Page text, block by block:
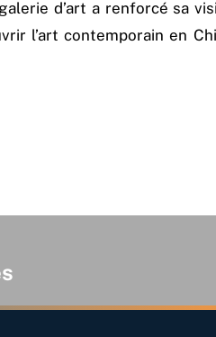
d’art a renforcé sa
l’art contemporain en